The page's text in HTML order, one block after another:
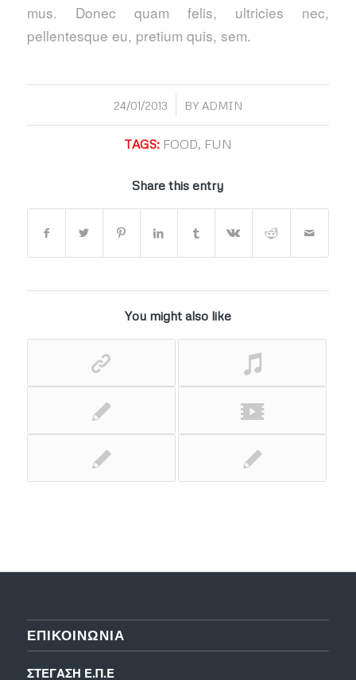
mus. Donec quam felis, ultricies nec,
pellentesque eu, pretium quis, sem.
24/01/2013
/ BY ADMIN
TAGS: FOOD FUN
Share this entry
You might also like
ΕΠΙΚΟΙΝΩΝΊΑ
ΣΤΕΓΑΣΗ Ε.Π.Ε